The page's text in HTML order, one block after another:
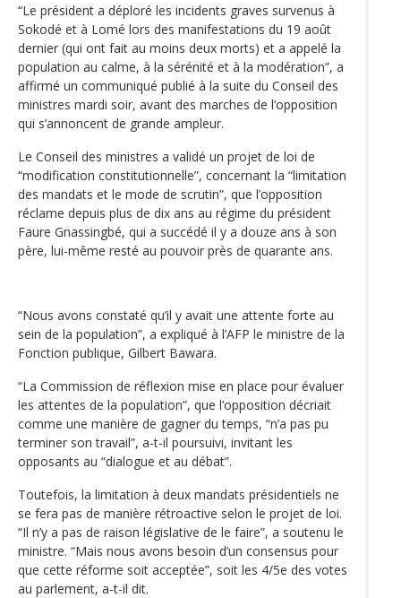
“Le président a déploré les incidents graves survenus à
Sokodé et à Lomé lors des manifestations du 19 août
dernier (qui ont fait au moins deux morts) et a appelé la
population au calme, à la sérénité et à la modération”, a
affirmé un communiqué publié à la suite du Conseil des
ministres mardi soir, avant des marches de l’opposition
qui s’annoncent de grande ampleur.
Le Conseil des ministres a validé un projet de loi de
“modification constitutionnelle”, concernant la “limitation
des mandats et le mode de scrutin”, que l’opposition
réclame depuis plus de dix ans au régime du président
Faure Gnassingbé, qui a succédé il y a douze ans à son
père, lui-même resté au pouvoir près de quarante ans.
“Nous avons constaté qu’il y avait une attente forte au
sein de la population”, a expliqué à l’AFP le ministre de la
Fonction publique, Gilbert Bawara.
“La Commission de réflexion mise en place pour évaluer
les attentes de la population”, que l’opposition décriait
comme une manière de gagner du temps, “n’a pas pu
terminer son travail”, a-t-il poursuivi, invitant les
opposants au “dialogue et au débat”.
Toutefois, la limitation à deux mandats présidentiels ne
se fera pas de manière rétroactive selon le projet de loi.
“Il n’y a pas de raison législative de le faire”, a soutenu le
ministre. “Mais nous avons besoin d’un consensus pour
que cette réforme soit acceptée”, soit les 4/5e des votes
au parlement, a-t-il dit.